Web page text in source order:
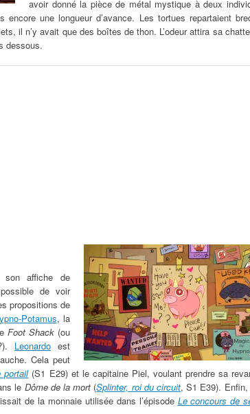
avoir donné la pièce de métal mystique à deux
une longueur d’avance. Les tortues repartaient
il n’y avait que des boîtes de thon. L’odeur attira sa
dessous.
son affiche de
de voir
propositions de
Potamus, la
Foot Shack (ou
Leonardo est
Cela peut
portail(S1 E29) et le capitaine Piel, voulant prendre sa
le Dôme de la mort (Splinter, roi du circuit, S1 E39).
de la monnaie utilisée dans l’épisode Le concours de